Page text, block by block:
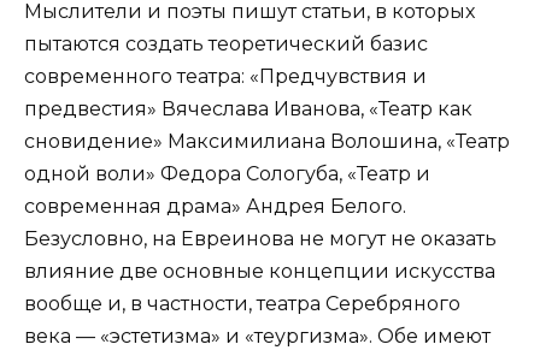
Мыслители и поэты пишут статьи, в которых
пытаются создать теоретический базис
современного театра: «Предчувствия и
предвестия» Вячеслава Иванова, «Театр как
сновидение» Максимилиана Волошина, «Театр
одной воли» Федора Сологуба, «Театр и
современная драма» Андрея Белого.
Безусловно, на Евреинова не могут не оказать
влияние две основные концепции искусства
вообще и, в частности, театра Серебряного
века — «эстетизма» и «теургизма». Обе имеют